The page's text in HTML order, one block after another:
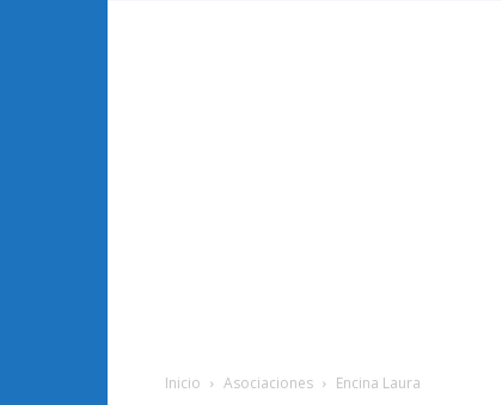
Inicio Asociaciones Encina Laura